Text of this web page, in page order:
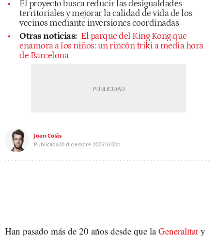
El proyecto busca reducir las desigualdades
territoriales y mejorar la calidad de vida de los
vecinos mediante inversiones coordinadas
Otras noticias: El parque del King Kong que
enamora a los niños: un rincón friki a media hora
de Barcelona
Joan Colás
Publicada20 diciembre 202516:00h
Han pasado más de 20 años desde que laGeneralitat y